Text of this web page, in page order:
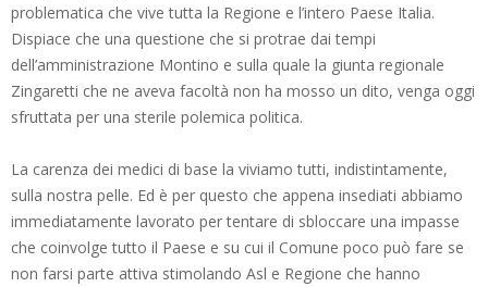
problematica che vive tutta la Regione e l’intero Paese Italia.
Dispiace che una questione che si protrae dai tempi
dell’amministrazione Montino e sulla quale la giunta regionale
Zingaretti che ne aveva facoltà non ha mosso un dito, venga oggi
sfruttata per una sterile polemica politica.
La carenza dei medici di base la viviamo tutti, indistintamente,
sulla nostra pelle. Ed è per questo che appena insediati abbiamo
immediatamente lavorato per tentare di sbloccare una impasse
che coinvolge tutto il Paese e su cui il Comune poco può fare se
non farsi parte attiva stimolando Asl e Regione che hanno